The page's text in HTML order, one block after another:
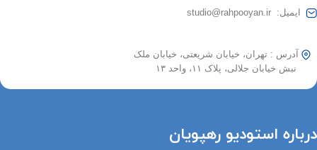
ایمیل: studio@rahpooyan.ir
آدرس : تهران، خیابان شریعتی، خیابان ملک
نبش خیابان جلالی، پلاک ۱۱، واحد ۱۳
درباره استودیو رهپویان